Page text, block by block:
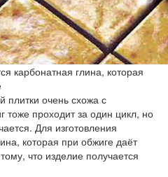
карбонатная глина, которая
плитки очень схожа с
тоже проходит за один цикл, но
Для изготовления
которая при обжиге даёт
что изделие получается